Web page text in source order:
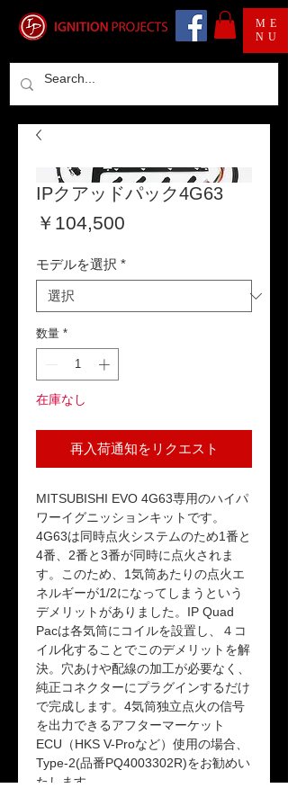
ME
NU
IPクアッドパック4G63
￥104,500
モデルを選択 *
数量 *
在庫なし
再入荷通知をリクエスト
MITSUBISHI EVO 4G63専用のハイパ
ワーイグニッションキットです。
4G63は同時点火システムのため1番と
4番、2番と3番が同時に点火されま
す。このため、1気筒あたりの点火エ
ネルギーが1/2になってしまうという
デメリットがありました。IP Quad
Pacは各気筒にコイルを設置し、４コ
イル化することでこのデメリットを解
決。穴あけや配線の加工が必要なく、
純正コネクターにプラグインするだけ
で完成します。4気筒独立点火の信号
を出力できるアフターマーケット
ECU（HKS V-Proなど）使用の場合、
Type-2(品番PQ4003302R)をお勧めい
たします。